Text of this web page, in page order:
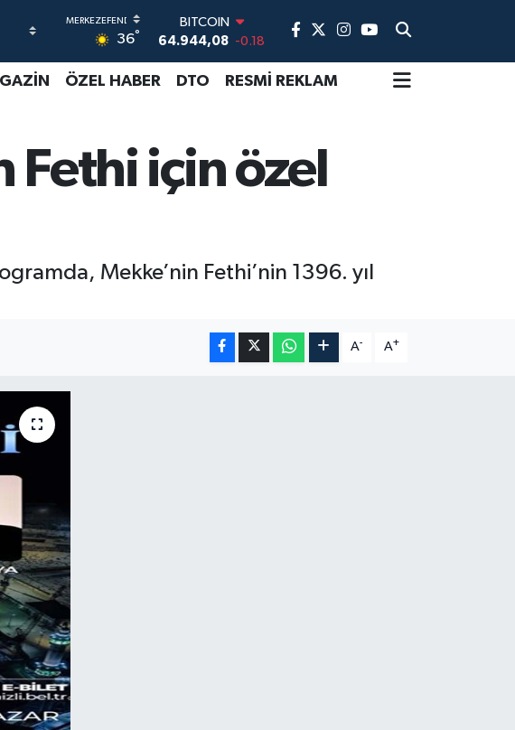
36°
BITCOIN
64.944,08 -0.18
DOLAR
47,7436
0.18
64,4811
0.38
GRAM ALTIN
6660.55
ÖZEL HABER DTO RESMİ REKLAM
Fethi için özel
Mekke’nin Fethi’nin 1396. yıl
A- A+